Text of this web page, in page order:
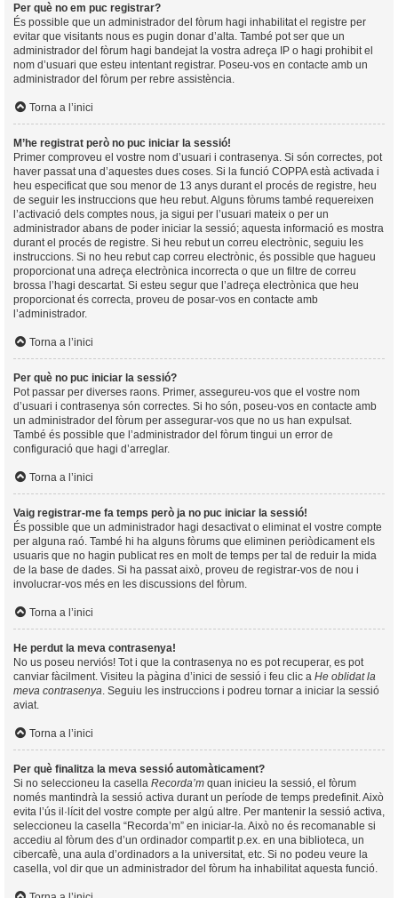
Per què no em puc registrar?
És possible que un administrador del fòrum hagi inhabilitat el registre per
evitar que visitants nous es pugin donar d’alta. També pot ser que un
administrador del fòrum hagi bandejat la vostra adreça IP o hagi prohibit el
nom d’usuari que esteu intentant registrar. Poseu-vos en contacte amb un
administrador del fòrum per rebre assistència.
Torna a l’inici
M’he registrat però no puc iniciar la sessió!
Primer comproveu el vostre nom d’usuari i contrasenya. Si són correctes, pot
haver passat una d’aquestes dues coses. Si la funció COPPA està activada i
heu especificat que sou menor de 13 anys durant el procés de registre, heu
de seguir les instruccions que heu rebut. Alguns fòrums també requereixen
l’activació dels comptes nous, ja sigui per l’usuari mateix o per un
administrador abans de poder iniciar la sessió; aquesta informació es mostra
durant el procés de registre. Si heu rebut un correu electrònic, seguiu les
instruccions. Si no heu rebut cap correu electrònic, és possible que hagueu
proporcionat una adreça electrònica incorrecta o que un filtre de correu
brossa l’hagi descartat. Si esteu segur que l’adreça electrònica que heu
proporcionat és correcta, proveu de posar-vos en contacte amb
l’administrador.
Torna a l’inici
Per què no puc iniciar la sessió?
Pot passar per diverses raons. Primer, assegureu-vos que el vostre nom
d’usuari i contrasenya són correctes. Si ho són, poseu-vos en contacte amb
un administrador del fòrum per assegurar-vos que no us han expulsat.
També és possible que l’administrador del fòrum tingui un error de
configuració que hagi d’arreglar.
Torna a l’inici
Vaig registrar-me fa temps però ja no puc iniciar la sessió!
És possible que un administrador hagi desactivat o eliminat el vostre compte
per alguna raó. També hi ha alguns fòrums que eliminen periòdicament els
usuaris que no hagin publicat res en molt de temps per tal de reduir la mida
de la base de dades. Si ha passat això, proveu de registrar-vos de nou i
involucrar-vos més en les discussions del fòrum.
Torna a l’inici
He perdut la meva contrasenya!
No us poseu nerviós! Tot i que la contrasenya no es pot recuperar, es pot
canviar fàcilment. Visiteu la pàgina d’inici de sessió i feu clic a He oblidat la
meva contrasenya . Seguiu les instruccions i podreu tornar a iniciar la sessió
aviat.
Torna a l’inici
Per què finalitza la meva sessió automàticament?
Si no seleccioneu la casella Recorda’m quan inicieu la sessió, el fòrum
només mantindrà la sessió activa durant un període de temps predefinit. Això
evita l’ús il·lícit del vostre compte per algú altre. Per mantenir la sessió activa,
seleccioneu la casella “Recorda’m” en iniciar-la. Això no és recomanable si
accediu al fòrum des d’un ordinador compartit p.ex. en una biblioteca, un
cibercafè, una aula d’ordinadors a la universitat, etc. Si no podeu veure la
casella, vol dir que un administrador del fòrum ha inhabilitat aquesta funció.